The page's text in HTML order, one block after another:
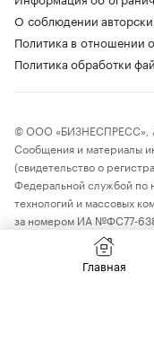
О соблюдении
Политика в отношении
Политика обработки
© ООО «БИЗНЕСПРЕСС»,
Сообщения и материалы
(свидетельство о
Федеральной службой по
технологий и массовых
за номером ИА №ФС77-
(свидетельство о
Федеральной службой по
технологий и массовых
Главная